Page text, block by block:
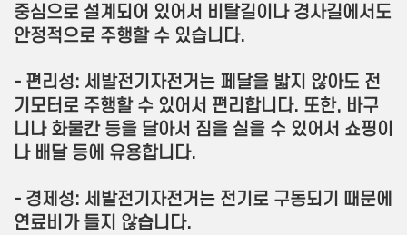
중심으로 설계되어 있어서 비탈길이나 경사길에서도
안정적으로 주행할 수 있습니다.
- 편리성: 세발전기자전거는 페달을 밟지 않아도 전
기모터로 주행할 수 있어서 편리합니다. 또한, 바구
니나 화물칸 등을 달아서 짐을 실을 수 있어서 쇼핑이
나 배달 등에 유용합니다.
- 경제성: 세발전기자전거는 전기로 구동되기 때문에
연료비가 들지 않습니다.